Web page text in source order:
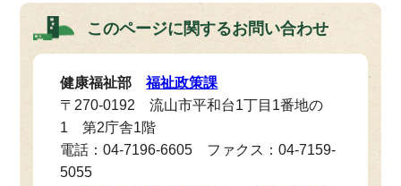
このページに関するお問い合わせ
健康福祉部福祉政策課
〒270-0192 流山市平和台1丁目1番地の
1 第2庁舎1階
電話：04-7196-6605 ファクス：04-7159-
5055